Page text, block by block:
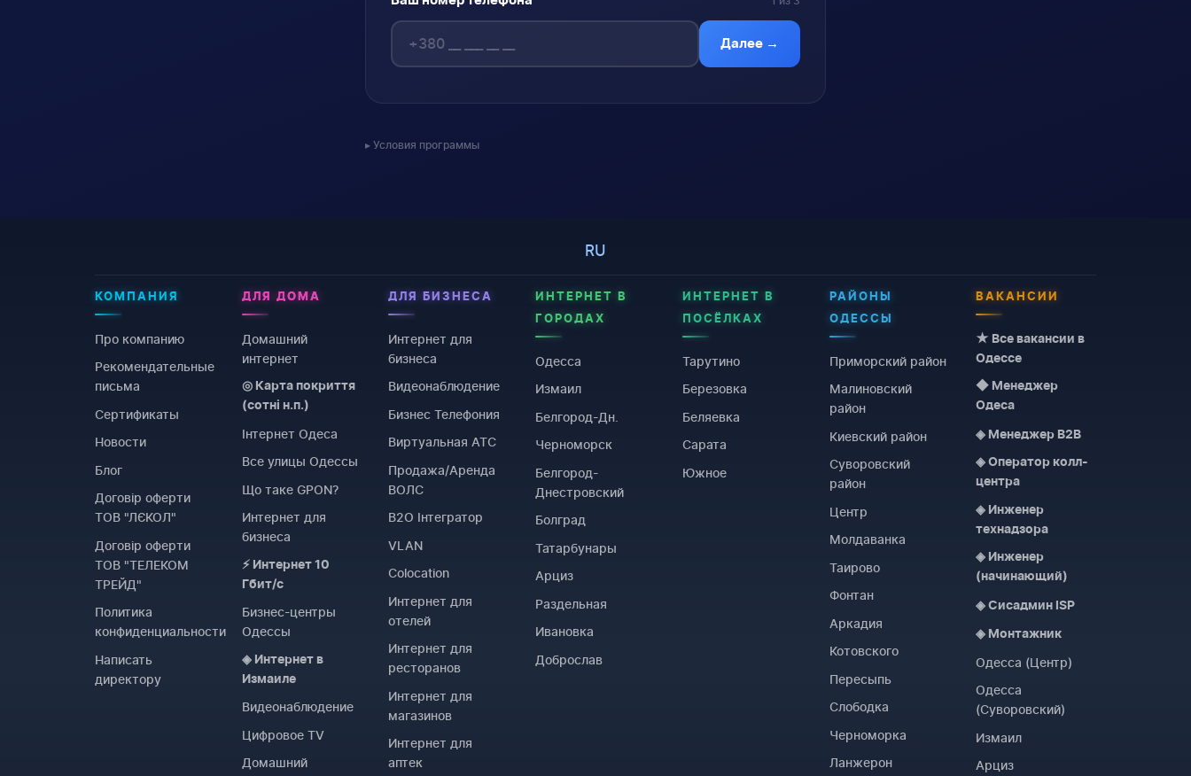
Далее →
Условия программы
RU
КОМПАНИЯ
Про компанию
Рекомендательные
письма
Сертификаты
Новости
Блог
Договiр оферти
ТОВ "ЛЄКОЛ"
Договiр оферти
ТОВ "ТЕЛЕКОМ
ТРЕЙД"
Политика
конфиденциальности
Написать
директору
ДЛЯ ДОМА
Домашний
интернет
◎ Карта покриття
(сотні н.п.)
Інтернет Одеса
Все улицы Одессы
Що таке GPON?
Интернет для
бизнеса
⚡ Интернет 10
Гбит/с
Бизнес-центры
Одессы
◈ Интернет в
Измаиле
Видеонаблюдение
Цифровое TV
Домашний
ДЛЯ БИЗНЕСА
Интернет для
бизнеса
Видеонаблюдение
Бизнес Телефония
Виртуальная АТС
Продажа/Аренда
ВОЛС
B2O Інтегратор
VLAN
Colocation
Интернет для
отелей
Интернет для
ресторанов
Интернет для
магазинов
Интернет для
аптек
ИНТЕРНЕТ В
ГОРОДАХ
Одесса
Измаил
Белгород-Дн.
Черноморск
Белгород-
Днестровский
Болград
Татарбунары
Арциз
Раздельная
Ивановка
Доброслав
ИНТЕРНЕТ В
ПОСЁЛКАХ
Тарутино
Березовка
Беляевка
Сарата
Южное
РАЙОНЫ
ОДЕССЫ
Приморский район
Малиновский
район
Киевский район
Суворовский
район
Центр
Молдаванка
Таирово
Фонтан
Аркадия
Котовского
Пересыпь
Слободка
Черноморка
Ланжерон
ВАКАНСИИ
★ Все вакансии в
Одессе
◆ Менеджер
Одеса
◈ Менеджер B2B
◈ Оператор колл-
центра
◈ Инженер
технадзора
◈ Инженер
(начинающий)
◈ Сисадмин ISP
◈ Монтажник
Одесса (Центр)
Одесса
(Суворовский)
Измаил
Арциз
Онлайн-підтримка